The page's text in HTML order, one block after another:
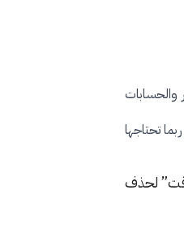
والحسابات
تحتاجها
لحذف